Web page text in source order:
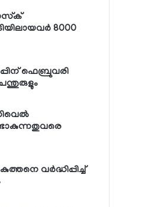
8000
ഫെബ്രുവരി
വര്‍ദ്ധിപ്പിച്ച്